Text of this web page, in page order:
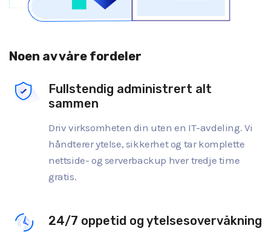
Noen av våre fordeler
Fullstendig administrert alt
sammen
Driv virksomheten din uten en IT-avdeling. Vi
håndterer ytelse, sikkerhet og tar komplette
nettside- og serverbackup hver tredje time
gratis.
24/7 oppetid og ytelsesovervåkning